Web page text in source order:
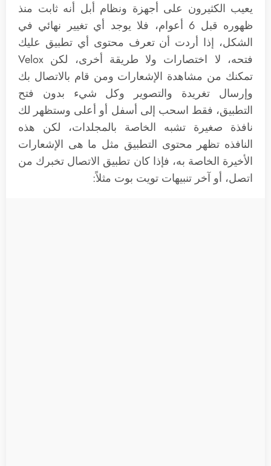
يعيب الكثيرون على أجهزة ونظام أبل أنه ثابت منذ
ظهوره قبل 6 أعوام، فلا يوجد أي تغيير نهائي في
الشكل، إذا أردت أن تعرف محتوى أي تطبيق عليك
فتحه، لا اختصارات ولا طريقة أخرى، لكن Velox
تمكنك من مشاهدة الإشعارات ومن قام بالاتصال بك
وإرسال تغريدة والتصوير وكل شيء بدون فتح
التطبيق، فقط اسحب إلى أسفل أو أعلى وستظهر لك
نافذة صغيرة تشبه الخاصة بالمجلدات، لكن هذه
النافذه تظهر محتوى التطبيق مثل ما هى الإشعارات
الأخيرة الخاصة به، فإذا كان تطبيق الاتصال تخبرك من
اتصل، أو آخر تنبيهات تويت بوت مثلاً: